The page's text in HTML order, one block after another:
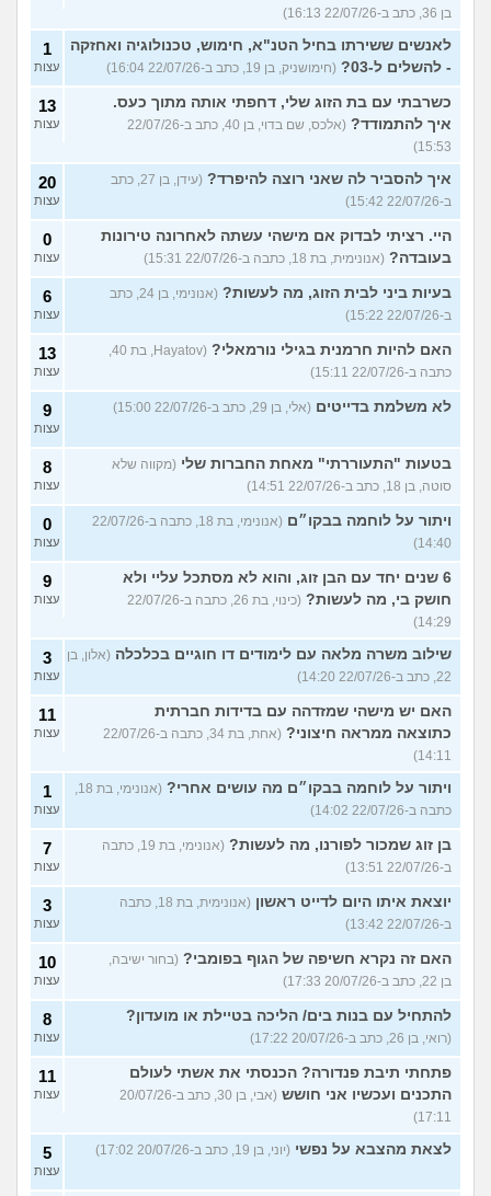
בן 36, כתב ב-22/07/26 16:13)
לאנשים ששירתו בחיל הטנ"א, חימוש, טכנולוגיה ואחזקה
- להשלים ל-03?
(חימושניק, בן 19, כתב ב-22/07/26 16:04)
1
עצות
כשרבתי עם בת הזוג שלי, דחפתי אותה מתוך כעס.
איך להתמודד?
(אלכס, שם בדוי, בן 40, כתב ב-22/07/26
15:53)
13
עצות
איך להסביר לה שאני רוצה להיפרד?
(עידן, בן 27, כתב
ב-22/07/26 15:42)
20
עצות
היי. רציתי לבדוק אם מישהי עשתה לאחרונה טירונות
בעובדה? (אנונימית, בת 18, כתבה ב-22/07/26 15:31)
0
עצות
בעיות ביני לבית הזוג, מה לעשות?
(אנונימי, בן 24, כתב
ב-22/07/26 15:22)
6
עצות
האם להיות חרמנית בגילי נורמאלי?
(Hayatov, בת 40,
כתבה ב-22/07/26 15:11)
13
עצות
לא משלמת בדייטים (אלי, בן 29, כתב ב-22/07/26 15:00) 9
עצות
בטעות "התעוררתי" מאחת החברות שלי (מקווה שלא
סוטה, בן 18, כתב ב-22/07/26 14:51)
8
עצות
ויתור על לוחמה בבקו״ם
(אנונימי, בת 18, כתבה ב-22/07/26
14:40)
0
עצות
6 שנים יחד עם הבן זוג, והוא לא מסתכל עליי ולא
חושק בי, מה לעשות?
(כינוי, בת 26, כתבה ב-22/07/26
14:29)
9
עצות
שילוב משרה מלאה עם לימודים דו חוגיים בכלכלה (אלון, בן
22, כתב ב-22/07/26 14:20)
3
עצות
האם יש מישהי שמזדהה עם בדידות חברתית
כתוצאה ממראה חיצוני?
(אחת, בת 34, כתבה ב-22/07/26
14:11)
11
עצות
ויתור על לוחמה בבקו״ם מה עושים אחרי?
(אנונימי, בת 18,
כתבה ב-22/07/26 14:02)
1
עצות
בן זוג שמכור לפורנו, מה לעשות?
(אנונימי, בת 19, כתבה
ב-22/07/26 13:51)
7
עצות
יוצאת איתו היום לדייט ראשון
(אנונימית, בת 18, כתבה
ב-22/07/26 13:42)
3
עצות
האם זה נקרא חשיפה של הגוף בפומבי? (בחור ישיבה,
בן 22, כתב ב-20/07/26 17:33)
10
עצות
להתחיל עם בנות בים/ הליכה בטיילת או מועדון?
(רואי, בן 26, כתב ב-20/07/26 17:22)
8
עצות
פתחתי תיבת פנדורה? הכנסתי את אשתי לעולם
התכנים ועכשיו אני חושש
(אבי, בן 30, כתב ב-20/07/26
17:11)
11
עצות
לצאת מהצבא על נפשי (יוני, בן 19, כתב ב-20/07/26 17:02) 5
עצות